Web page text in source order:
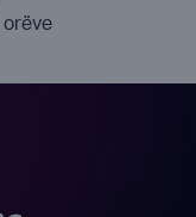
orëve